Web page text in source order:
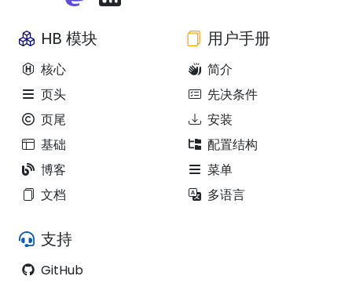
HB 模块
核心
页头
页尾
基础
博客
文档
用户手册
简介
先决条件
安装
配置结构
菜单
多语言
支持
GitHub